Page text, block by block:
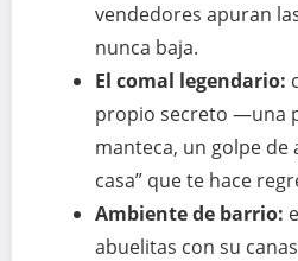
vendedores apuran
nunca baja.
El comal legendario:
propio secreto —una
manteca, un golpe de
casa” que te hace
Ambiente de barrio:
abuelitas con su